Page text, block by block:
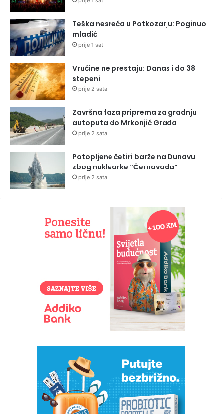
Teška nesreća u Potkozarju: Poginuo
mladić
prije 1 sat
Vrućine ne prestaju: Danas i do 38
stepeni
prije 2 sata
Završna faza priprema za gradnju
autoputa do Mrkonjić Grada
prije 2 sata
Potopljene četiri barže na Dunavu
zbog nuklearke “Černavoda”
prije 2 sata